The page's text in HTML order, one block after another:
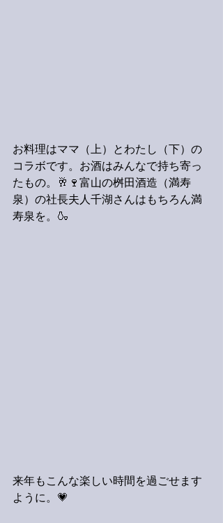
お料理はママ（上）とわたし（下）の
コラボです。お酒はみんなで持ち寄っ
たもの。🥂🍷富山の桝田酒造（満寿
泉）の社長夫人千湖さんはもちろん満
寿泉を。🍶
来年もこんな楽しい時間を過ごせます
ように。💗